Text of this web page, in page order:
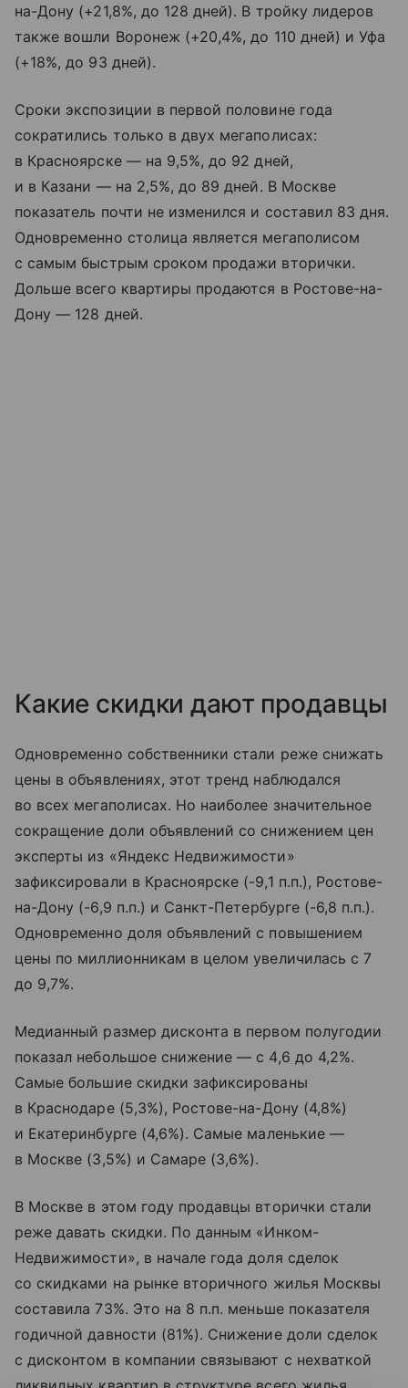
на-Дону (+21,8%, до 128 дней). В тройку лидеров
также вошли Воронеж (+20,4%, до 110 дней) и Уфа
(+18%, до 93 дней).
Сроки экспозиции в первой половине года
сократились только в двух мегаполисах:
в Красноярске — на 9,5%, до 92 дней,
и в Казани — на 2,5%, до 89 дней. В Москве
показатель почти не изменился и составил 83 дня.
Одновременно столица является мегаполисом
с самым быстрым сроком продажи вторички.
Дольше всего квартиры продаются в Ростове-на-
Дону — 128 дней.
Какие скидки дают продавцы
Одновременно собственники стали реже снижать
цены в объявлениях, этот тренд наблюдался
во всех мегаполисах. Но наиболее значительное
сокращение доли объявлений со снижением цен
эксперты из «Яндекс Недвижимости»
зафиксировали в Красноярске (-9,1 п.п.), Ростове-
на-Дону (-6,9 п.п.) и Санкт-Петербурге (-6,8 п.п.).
Одновременно доля объявлений с повышением
цены по миллионникам в целом увеличилась с 7
до 9,7%.
Медианный размер дисконта в первом полугодии
показал небольшое снижение — с 4,6 до 4,2%.
Самые большие скидки зафиксированы
в Краснодаре (5,3%), Ростове-на-Дону (4,8%)
и Екатеринбурге (4,6%). Самые маленькие —
в Москве (3,5%) и Самаре (3,6%).
В Москве в этом году продавцы вторички стали
реже давать скидки. По данным «Инком-
Недвижимости», в начале года доля сделок
со скидками на рынке вторичного жилья Москвы
составила 73%. Это на 8 п.п. меньше показателя
годичной давности (81%). Снижение доли сделок
с дисконтом в компании связывают с нехваткой